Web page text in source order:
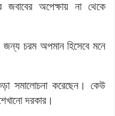
অপেক্ষায় না থেকে
চরম অপমান হিসেবে মনে
সমালোচনা করেছেন। কেউ
দরকার।